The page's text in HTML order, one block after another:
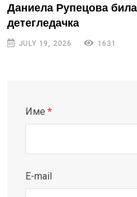
Даниела Рупецова
детегледачка
JULY 19, 2026 1631
Име *
E-mail